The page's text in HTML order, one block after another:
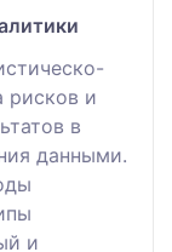
рисков и
в
данными.
и